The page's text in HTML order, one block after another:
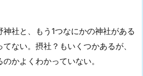
社と、もう1つなにかの神社がある
ない。摂社？もいくつかあるが、
かよくわかっていない。